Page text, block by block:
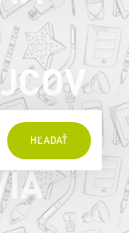
HĽADAŤ